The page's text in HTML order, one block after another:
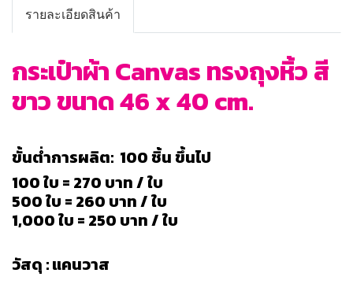
รายละเอียดสินค้า
กระเป๋าผ้า Canvas ทรงถุงหิ้ว สี
ขาว ขนาด 46 x 40 cm.
ขั้นต่ำการผลิต: 100 ชิ้น ขึ้นไป
100 ใบ = 270 บาท / ใบ
500 ใบ = 260 บาท / ใบ
1,000 ใบ = 250 บาท / ใบ
วัสดุ : แคนวาส